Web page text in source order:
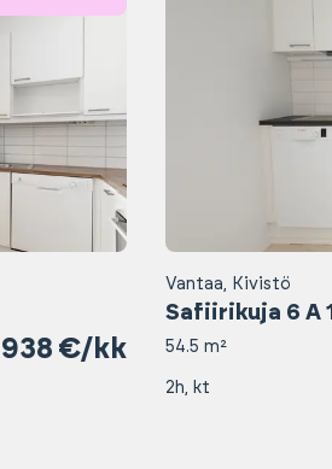
938 €/kk
Vantaa, Kivistö
Safiirikuja 6 A 1
54.5 m²
2h, kt